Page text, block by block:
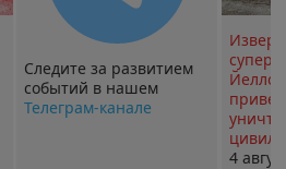
Следите за развитием
событий в нашем
Телеграм-канале
4